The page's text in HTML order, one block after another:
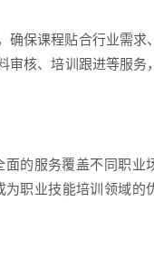
确保课程贴合行业需求
审核、培训跟进等服务
的服务覆盖不同职业
职业技能培训领域的